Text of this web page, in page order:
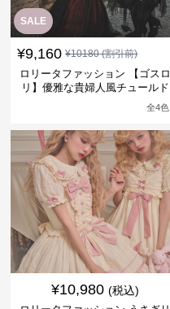
SALE
¥9,160 ¥10180(割引前)
ロリータファッション 【ゴスロ
リ】優雅な貴婦人風チュールド
全4色
¥10,980 (税込)